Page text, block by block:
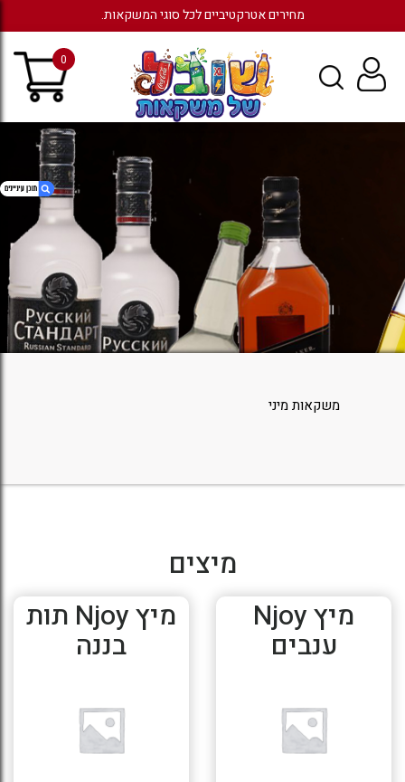
1. מיצים
מחירים אטרקטיביים לכל סוגי המשקאות.
0
משקאות מיני
מיצים
מיץ Njoy
ענבים
מיץ Njoy תות
בננה